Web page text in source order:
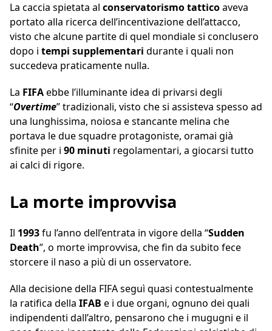
La caccia spietata al conservatorismotatticoaveva
portato alla ricerca dell’incentivazione dell’attacco,
visto che alcune partite di quel mondiale si conclusero
dopo i tempi supplementari durante i quali non
succedeva praticamente nulla.
La FIFAebbe l’illuminante idea di privarsi degli
“Overtime” tradizionali, visto che si assisteva spesso ad
una lunghissima, noiosa e stancante melina che
portava le due squadre protagoniste, oramai già
sfinite per i 90 minuti regolamentari, a giocarsi tutto
ai calci di rigore.
La morte improvvisa
Il 1993fu l’anno dell’entrata in vigore della “Sudden
Death”, o morte improvvisa, che fin da subito fece
storcere il naso a più di un osservatore.
Alla decisione della FIFA seguì quasi contestualmente
la ratifica della IFAB e i due organi, ognuno dei quali
indipendenti dall’altro, pensarono che i mugugni e il